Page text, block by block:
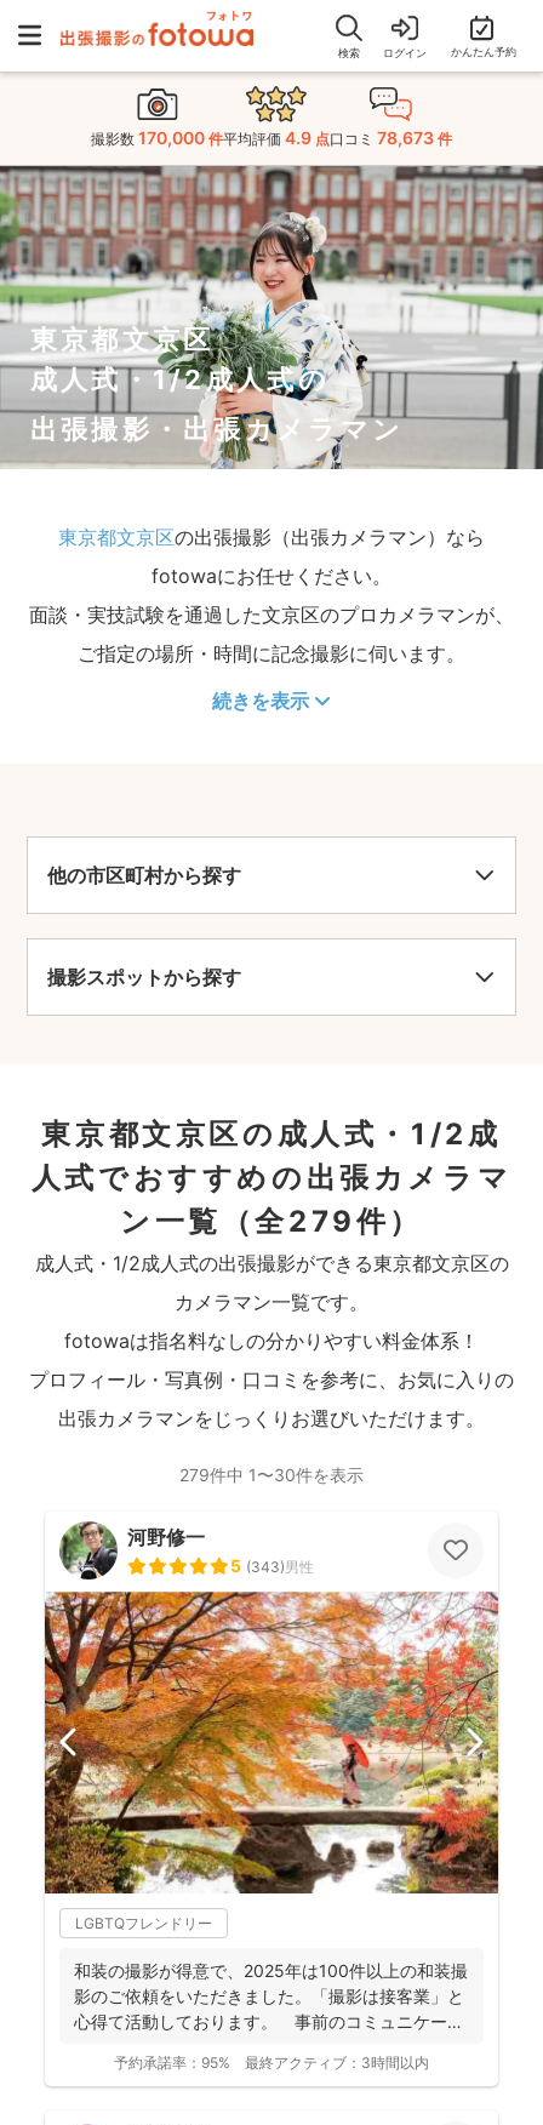
検索 ログイン かんたん予約
撮影数 170,000 件平均評価 4.9 点口コミ 78,673 件
東京都文京区
成人式・1/2成人式の
出張撮影・出張カメラマン
東京都文京区の出張撮影（出張カメラマン）なら
fotowaにお任せください。
面談・実技試験を通過した文京区のプロカメラマンが、
ご指定の場所・時間に記念撮影に伺います。
続きを表示
他の市区町村から探す
撮影スポットから探す
東京都文京区の成人式・1/2成
人式でおすすめの出張カメラマ
ン一覧
（全279件）
成人式・1/2成人式の出張撮影ができる東京都文京区の
カメラマン一覧です。
fotowaは指名料なしの分かりやすい料金体系！
プロフィール・写真例・口コミを参考に、お気に入りの
出張カメラマンをじっくりお選びいただけます。
279件中 1〜30件を表示
河野修一
5 (343)男性
LGBTQフレンドリー
和装の撮影が得意で、2025年は100件以上の和装撮
影のご依頼をいただきました。「撮影は接客業」と
心得て活動しております。 事前のコミュニケーシ
予約承諾率： 95% 最終アクティブ： 3時間以内